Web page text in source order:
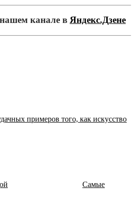
канале в Яндекс.Дзене
примеров того, как искусство
Самые